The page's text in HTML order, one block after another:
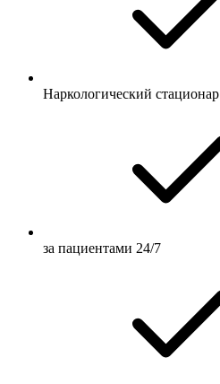
Наркологический стационар
за пациентами 24/7